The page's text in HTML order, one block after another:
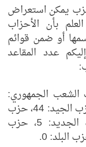
يمكن استعراض
بأن الأحزاب
أو ضمن قوائم
عدد المقاعد
266، حزب الشعب الجمهوري:
168، حزب الحركة القومية: 51، حزب الجيد: 44، حزب
اليسار الأخضر: 62، حزب الرفاه الجديد: 5، حزب